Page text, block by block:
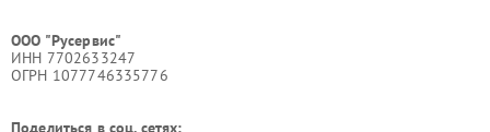
ООО "Русервис"
ИНН 7702633247
ОГРН 1077746335776
Поделиться в соц. сетях: